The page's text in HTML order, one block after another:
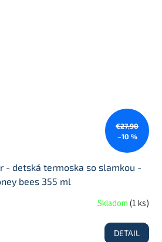
€27,90
–10 %
- detská termoska so slamkou -
bees 355 ml
Skladom(1 ks)
DETAIL